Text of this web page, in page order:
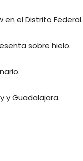
en el Distrito Federal.
sobre hielo.
y Guadalajara.